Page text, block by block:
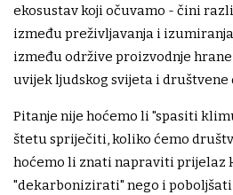
ekosustav koji očuvamo - čini
između preživljavanja i
između održive proizvodnje
uvijek ljudskog svijeta i
Pitanje nije hoćemo li "spasiti
štetu spriječiti, koliko ćemo
hoćemo li znati napraviti prijelaz
"dekarbonizirati" nego i